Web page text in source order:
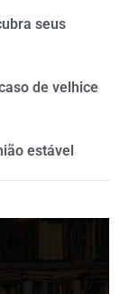
seus
de velhice
estável